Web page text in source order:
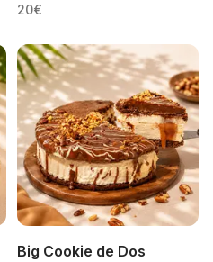
20€
Big Cookie de Dos